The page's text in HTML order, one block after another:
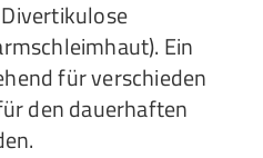
Ein
für verschieden
den dauerhaften